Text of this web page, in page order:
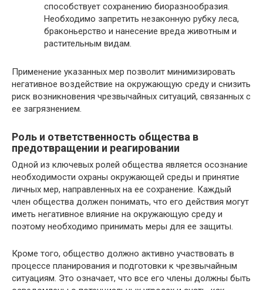
способствует сохранению биоразнообразия.
Необходимо запретить незаконную рубку леса,
браконьерство и нанесение вреда животным и
растительным видам.
Применение указанных мер позволит минимизировать
негативное воздействие на окружающую среду и снизить
риск возникновения чрезвычайных ситуаций, связанных с
ее загрязнением.
Роль и ответственность общества в
предотвращении и реагировании
Одной из ключевых ролей общества является осознание
необходимости охраны окружающей среды и принятие
личных мер, направленных на ее сохранение. Каждый
член общества должен понимать, что его действия могут
иметь негативное влияние на окружающую среду и
поэтому необходимо принимать меры для ее защиты.
Кроме того, общество должно активно участвовать в
процессе планирования и подготовки к чрезвычайным
ситуациям. Это означает, что все его члены должны быть